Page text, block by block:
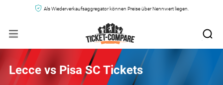
Als Wiederverkaufsaggregator können Preise über Nennwert liegen.
Lecce vs Pisa SC Tickets